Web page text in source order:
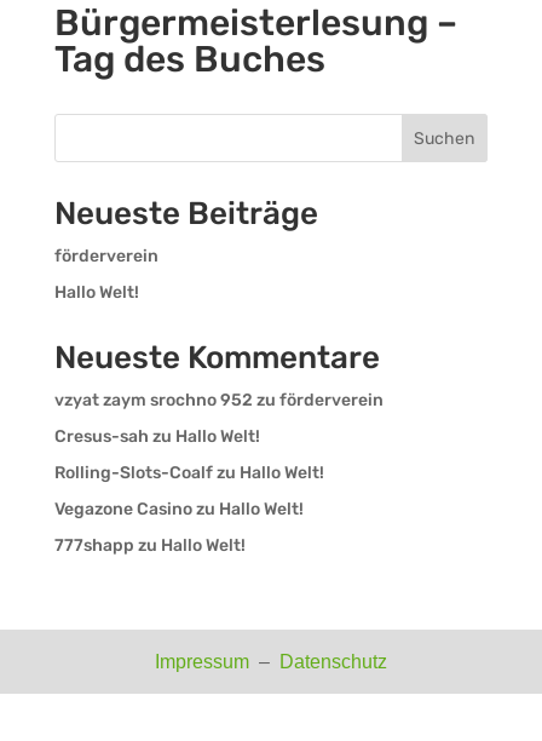
Bürgermeisterlesung –
Tag des Buches
Suchen
Neueste Beiträge
förderverein
Hallo Welt!
Neueste Kommentare
vzyat zaym srochno 952 zu förderverein
Cresus-sah zu Hallo Welt!
Rolling-Slots-Coalfzu Hallo Welt!
Vegazone Casinozu Hallo Welt!
777shapp zu Hallo Welt!
Impressum – Datenschutz